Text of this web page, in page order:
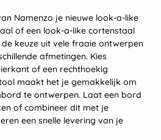
Namenzo je nieuwe look-a-like
of een look-a-like cortenstaal
keuze uit vele fraaie ontwerpen
afmetingen. Kies
of een rechthoekig
maakt het je gemakkelijk om
te ontwerpen. Laat een bord
of combineer dit met je
een snelle levering van je